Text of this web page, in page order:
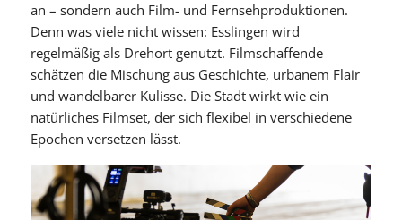
an – sondern auch Film- und Fernsehproduktionen.
Denn was viele nicht wissen: Esslingen wird
regelmäßig als Drehort genutzt. Filmschaffende
schätzen die Mischung aus Geschichte, urbanem Flair
und wandelbarer Kulisse. Die Stadt wirkt wie ein
natürliches Filmset, der sich flexibel in verschiedene
Epochen versetzen lässt.